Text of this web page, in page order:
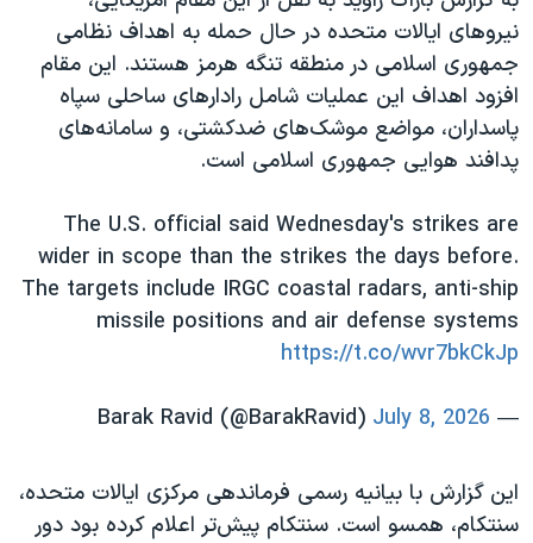
اعتراضات مردمی آبان ۹۸
اسرائیل در جنگ
نرگس محمدی برنده جایزه نوبل صلح
همایش محافظه‌کاران آمریکا «سی‌پک»
سفر پرزیدنت ترامپ به چین
نیروهای ایالات متحده در حال حمله به اهداف نظامی
جمهوری اسلامی در منطقه تنگه هرمز هستند. این مقام
افزود اهداف این عملیات شامل رادارهای ساحلی سپاه
پاسداران، مواضع موشک‌های ضدکشتی، و سامانه‌های
پدافند هوایی جمهوری اسلامی است.
The U.S. official said Wednesday's strikes are
wider in scope than the strikes the days before.
The targets include IRGC coastal radars, anti-ship
missile positions and air defense systems
https://t.co/wvr7bkCkJp
— Barak Ravid (@BarakRavid)
July 8, 2026
این گزارش با بیانیه رسمی فرماندهی مرکزی ایالات متحده،
سنتکام، همسو است. سنتکام پیش‌تر اعلام کرده بود دور